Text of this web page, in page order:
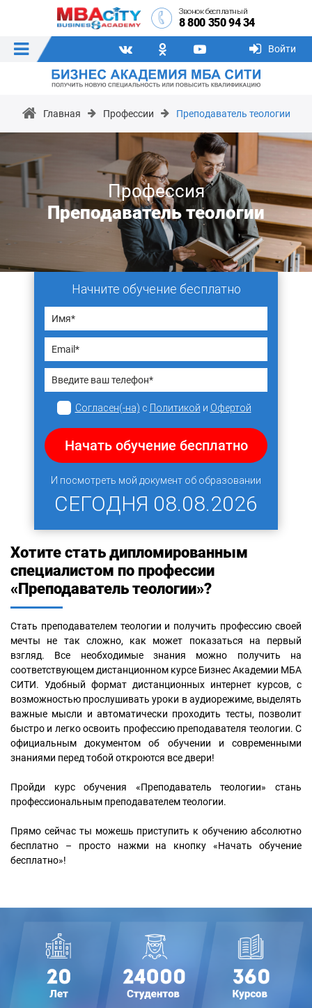
Звонок бесплатный
8 800 350 94 34
Войти
Главная Профессии Преподаватель теологии
Профессия
Преподаватель теологии
Начните обучение бесплатно
Согласен(-на) с Политикой и Офертой
Начать обучение бесплатно
И посмотреть мой документ об образовании
СЕГОДНЯ 08.08.2026
Хотите стать дипломированным
специалистом по профессии
«Преподаватель теологии»?
Стать преподавателем теологии и получить профессию своей
мечты не так сложно, как может показаться на первый
взгляд. Все необходимые знания можно получить на
соответствующем дистанционном курсе Бизнес Академии МБА
СИТИ. Удобный формат дистанционных интернет курсов, с
возможностью прослушивать уроки в аудиорежиме, выделять
важные мысли и автоматически проходить тесты, позволит
быстро и легко освоить профессию преподавателя теологии. С
официальным документом об обучении и современными
знаниями перед тобой откроются все двери!
Пройди курс обучения «Преподаватель теологии» стань
профессиональным преподавателем теологии.
Прямо сейчас ты можешь приступить к обучению абсолютно
бесплатно – просто нажми на кнопку «Начать обучение
бесплатно»!